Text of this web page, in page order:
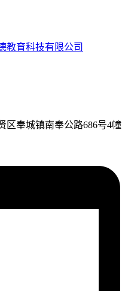
教育科技有限公司
区奉城镇南奉公路686号4幢